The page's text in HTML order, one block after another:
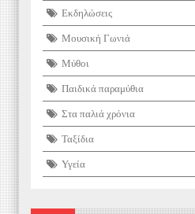
Εκδηλώσεις
Μουσική Γωνιά
Μύθοι
Παιδικά παραμύθια
Στα παλιά χρόνια
Ταξίδια
Υγεία